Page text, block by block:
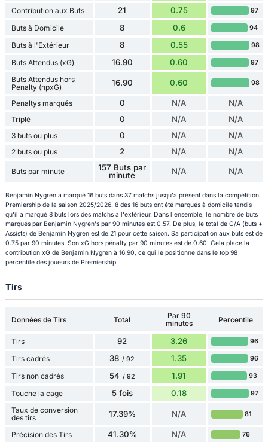
Contribution aux Buts 21 0.75 97
Buts à Domicile 8 0.6 94
Buts à l'Extérieur 8 0.55 98
Buts Attendus (xG) 16.90 0.60 97
Buts Attendus hors
Penalty (npxG)
16.90 0.60 98
Penaltys marqués 0 N/A N/A
Triplé 0 N/A N/A
3 buts ou plus 0 N/A N/A
2 buts ou plus 2 N/A N/A
Buts par minute
157 Buts par
minute
N/A N/A
Benjamin Nygren a marqué 16 buts dans 37 matchs jusqu'à présent dans la compétition
Premiership de la saison 2025/2026. 8 des 16 buts ont été marqués à domicile tandis
qu'il a marqué 8 buts lors des matchs à l'extérieur. Dans l'ensemble, le nombre de buts
marqués par Benjamin Nygren's par 90 minutes est 0.57. De plus, le total de G/A (buts +
Assists) de Benjamin Nygren est de 21 pour cette saison. Sa participation aux buts est de
0.75 par 90 minutes. Son xG hors pénalty par 90 minutes est de 0.60. Cela place la
contribution xG de Benjamin Nygren à 16.90, ce qui le positionne dans le top 98
percentile des joueurs de Premiership.
Tirs
Données de Tirs Total
Par 90
minutes
Percentile
Tirs 92 3.26 96
Tirs cadrés 38 / 92 1.35 96
Tirs non cadrés 54 / 92 1.91 93
Touche la cage 5 fois 0.18 97
Taux de conversion
des tirs
17.39% N/A 81
Précision des Tirs 41.30% N/A 76